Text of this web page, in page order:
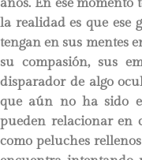
la realidad es que ese
tengan en sus mentes
su compasión, sus
disparador de algo
que aún no ha sido
pueden relacionar en
como peluches